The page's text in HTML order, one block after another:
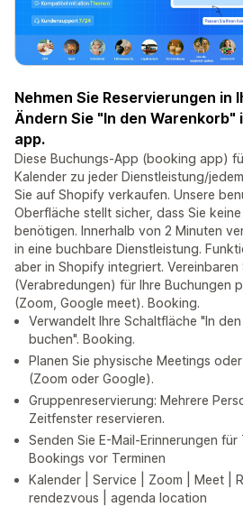
Nehmen Sie Reservierungen in
Ändern Sie "In den Warenkorb"
app.
Diese Buchungs-App (booking app)
Kalender zu jeder Dienstleistung/
Sie auf Shopify verkaufen. Unsere
Oberfläche stellt sicher, dass Sie
benötigen. Innerhalb von 2 Minuten
in eine buchbare Dienstleistung.
aber in Shopify integriert. Vereinbaren
(Verabredungen) für Ihre Buchungen
(Zoom, Google meet). Booking.
Verwandelt Ihre Schaltfläche "In
buchen". Booking.
Planen Sie physische Meetings
(Zoom oder Google).
Gruppenreservierung: Mehrere
Zeitfenster reservieren.
Senden Sie E-Mail-Erinnerungen für
Bookings vor Terminen
Kalender | Service | Zoom | Meet |
rendezvous | agenda location